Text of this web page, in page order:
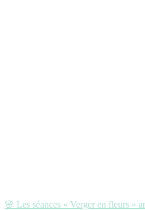
🌸 Les séances « Verger en fleurs »